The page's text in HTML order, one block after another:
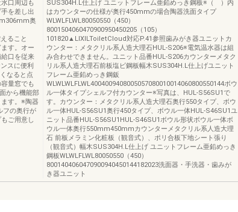
口周辺も
を差し出
奥
ること
す。オー
口を従来
スに便利
なると点
量窓でも
から機能部
す。※陶器
フの奥行が
ご用意し
SUS304H.L仕上げ ユニットフレーム亜鉛めっき鋼板※（ ）内
はカウンターの仕様が奥行450mmの場合陶器洗面タイプ
WLWLFLWL80050550（450）
8001504060470900950450205（105）
101820▲LIXILToiletCloud対応P.41参照歯みがき器ユニットカ
ウンター：メタクリル系人造大理石HUL-S206※電気温水器は組
み合わせできません。ユニット品番HUL-S206カウンターメタク
リル系人造大理石前板塩ビ鋼板幅木SUS304H.L仕上げユニット
フレーム亜鉛めっき鋼鈑
WLWLWLFLWL4004009408005057080010014060800550144ボウ
ル一体タイプシェルフ付カウンター※写真は、HUL-S56SU1で
す。カウンター：メタクリル系人造大理石奥行550タイプ、ボウ
ル一体HUL-S56SU1奥行450タイプ、ボウル一体HUL-S46SU1ユ
ニット品番HUL-S56SU1HUL-S46SU1ボウル形状ボウル一体ボ
ウル一体奥行550mm450mmカウンターメタクリル系人造大理
石 前板メラミン化粧板（観音式）、ポリ合板下地シート張り
（観音式）幅木SUS304H.L仕上げ ユニットフレーム亜鉛めっき
鋼板WLWLFLWL80050550（450）
8001404060470900940450144182023洗面器・手洗器・歯みが
き器ユニット